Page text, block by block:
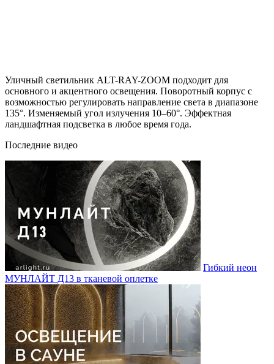
Уличный светильник ALT-RAY-ZOOM подходит для
основного и акцентного освещения. Поворотный корпус с
возможностью регулировать направление света в диапазоне
135°. Изменяемый угол излучения 10–60°. Эффектная
ландшафтная подсветка в любое время года.
Последние видео
Гибкий неон
МУНЛАЙТ Д13 в тканевой оплетке